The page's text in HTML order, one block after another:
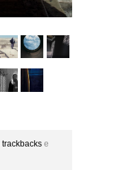
trackbacks e